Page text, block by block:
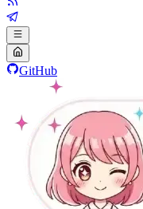
GitHub